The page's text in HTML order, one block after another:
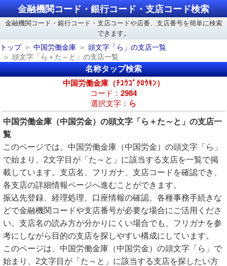
金融機関コード・銀行コード・支店コード検索
金融機関コード・銀行コード・支店コードや店番、支店番号を簡単に検索
できます。
トップ
中国労働金庫
頭文字「ら」の支店一覧
頭文字「ら＋た～と」の支店一覧
名称タップ検索
中国労働金庫（ﾁﾕｳｺﾞｸﾛｳｷﾝ）
コード： 2984
選択文字： ら
中国労働金庫（中国労金）の頭文字「ら＋た～と」の支店一
覧
このページでは、中国労働金庫（中国労金）の頭文字「ら」
で始まり、2文字目が「た～と」に該当する支店を一覧で掲
載しています。支店名、フリガナ、支店コードを確認でき、
各支店の詳細情報ページへ進むことができます。
振込先登録、経理処理、口座情報の確認、各種事務手続きな
どで金融機関コードや支店番号が必要な場合にご活用くださ
い。支店名の読み方が分かりにくい場合でも、フリガナを参
考にしながら目的の支店を探しやすい構成にしています。
このページは、中国労働金庫（中国労金）の頭文字「ら」で
始まり、2文字目が「た～と」に該当する支店を探したい方